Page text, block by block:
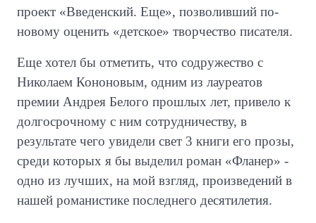
проект «Введенский. Еще», позволивший по-
новому оценить «детское» творчество писателя.
Еще хотел бы отметить, что содружество с
Николаем Кононовым, одним из лауреатов
премии Андрея Белого прошлых лет, привело к
долгосрочному с ним сотрудничеству, в
результате чего увидели свет 3 книги его прозы,
среди которых я бы выделил роман «Фланер» -
одно из лучших, на мой взгляд, произведений в
нашей романистике последнего десятилетия.